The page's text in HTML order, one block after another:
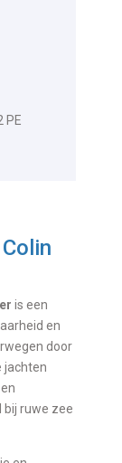
PE
Colin
is een
en
door
jachten
ruwe zee